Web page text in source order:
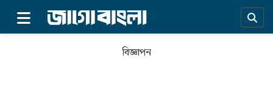
বিজ্ঞাপন